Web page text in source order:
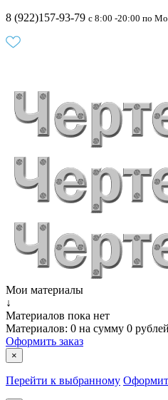
8 (922)157-93-79 c 8:00 -20:00 по
Мои материалы
↓
Материалов пока нет
Материалов: 0 на сумму 0 рублей
Оформить заказ
×
Перейти к выбранному